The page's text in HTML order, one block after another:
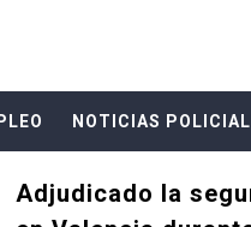
Vigilancia y Seguridad
del Toro 2025:
en Eventos al Aire Libre
NOTICIAS
Adjudicado la